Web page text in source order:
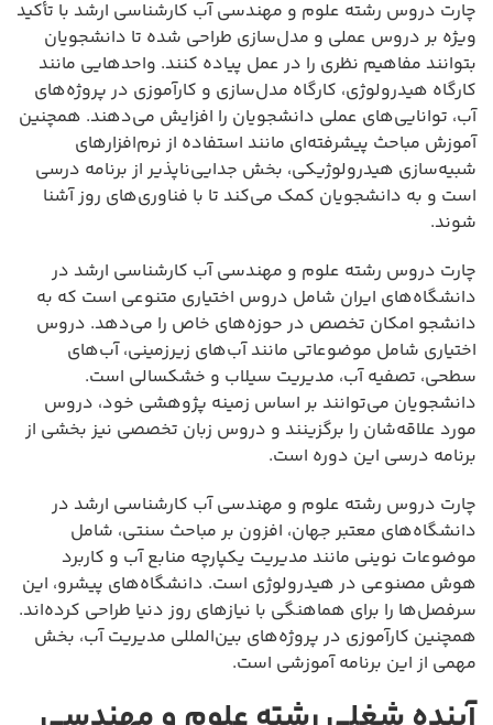
چارت دروس رشته علوم و مهندسی آب کارشناسی ارشد با تأکید
ویژه بر دروس عملی و مدل‌سازی طراحی شده تا دانشجویان
بتوانند مفاهیم نظری را در عمل پیاده کنند. واحدهایی مانند
کارگاه هیدرولوژی، کارگاه مدل‌سازی و کارآموزی در پروژه‌های
آب، توانایی‌های عملی دانشجویان را افزایش می‌دهند. همچنین
آموزش مباحث پیشرفته‌ای مانند استفاده از نرم‌افزارهای
شبیه‌سازی هیدرولوژیکی، بخش جدایی‌ناپذیر از برنامه درسی
است و به دانشجویان کمک می‌کند تا با فناوری‌های روز آشنا
شوند.
چارت دروس رشته علوم و مهندسی آب کارشناسی ارشد در
دانشگاه‌های ایران شامل دروس اختیاری متنوعی است که به
دانشجو امکان تخصص در حوزه‌های خاص را می‌دهد. دروس
اختیاری شامل موضوعاتی مانند آب‌های زیرزمینی، آب‌های
سطحی، تصفیه آب، مدیریت سیلاب و خشکسالی است.
دانشجویان می‌توانند بر اساس زمینه پژوهشی خود، دروس
مورد علاقه‌شان را برگزینند و دروس زبان تخصصی نیز بخشی از
برنامه درسی این دوره است.
چارت دروس رشته علوم و مهندسی آب کارشناسی ارشد در
دانشگاه‌های معتبر جهان، افزون بر مباحث سنتی، شامل
موضوعات نوینی مانند مدیریت یکپارچه منابع آب و کاربرد
هوش مصنوعی در هیدرولوژی است. دانشگاه‌های پیشرو، این
سرفصل‌ها را برای هماهنگی با نیازهای روز دنیا طراحی کرده‌اند.
همچنین کارآموزی در پروژه‌های بین‌المللی مدیریت آب، بخش
مهمی از این برنامه آموزشی است.